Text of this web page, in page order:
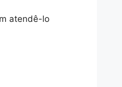
atendê-lo